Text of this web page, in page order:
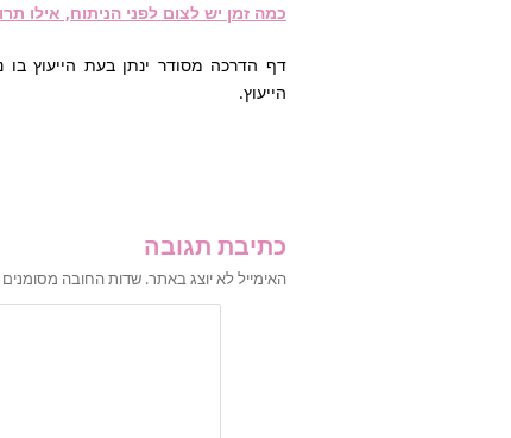
כמה זמן יש לצום לפני הניתוח, אילו
דף הדרכה מסודר ינתן בעת הייעוץ
הייעוץ.
כתיבת תגובה
האימייל לא יוצג באתר. שדות החובה מסומנים